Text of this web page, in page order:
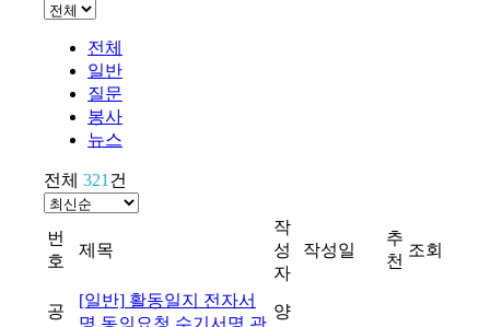
전체
일반
질문
봉사
뉴스
전체 321 건
번
호
제목
작
성
자
작성일
추
천
조회
공
[일반] 활동일지 전자서
명 동의요청 수기서명 관
양